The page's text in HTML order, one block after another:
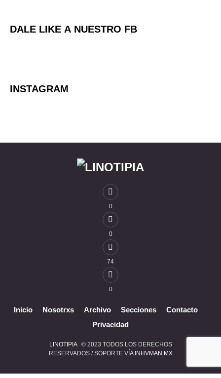
DALE LIKE A NUESTRO FB
INSTAGRAM
0
0
74
0
Inicio Nosotrxs Archivo Secciones
Contacto
Privacidad
LINOTIPIA© 2023 TODOS LOS DERECHOS
RESERVADOS / SOPORTE VÍA INHVMAN.MX